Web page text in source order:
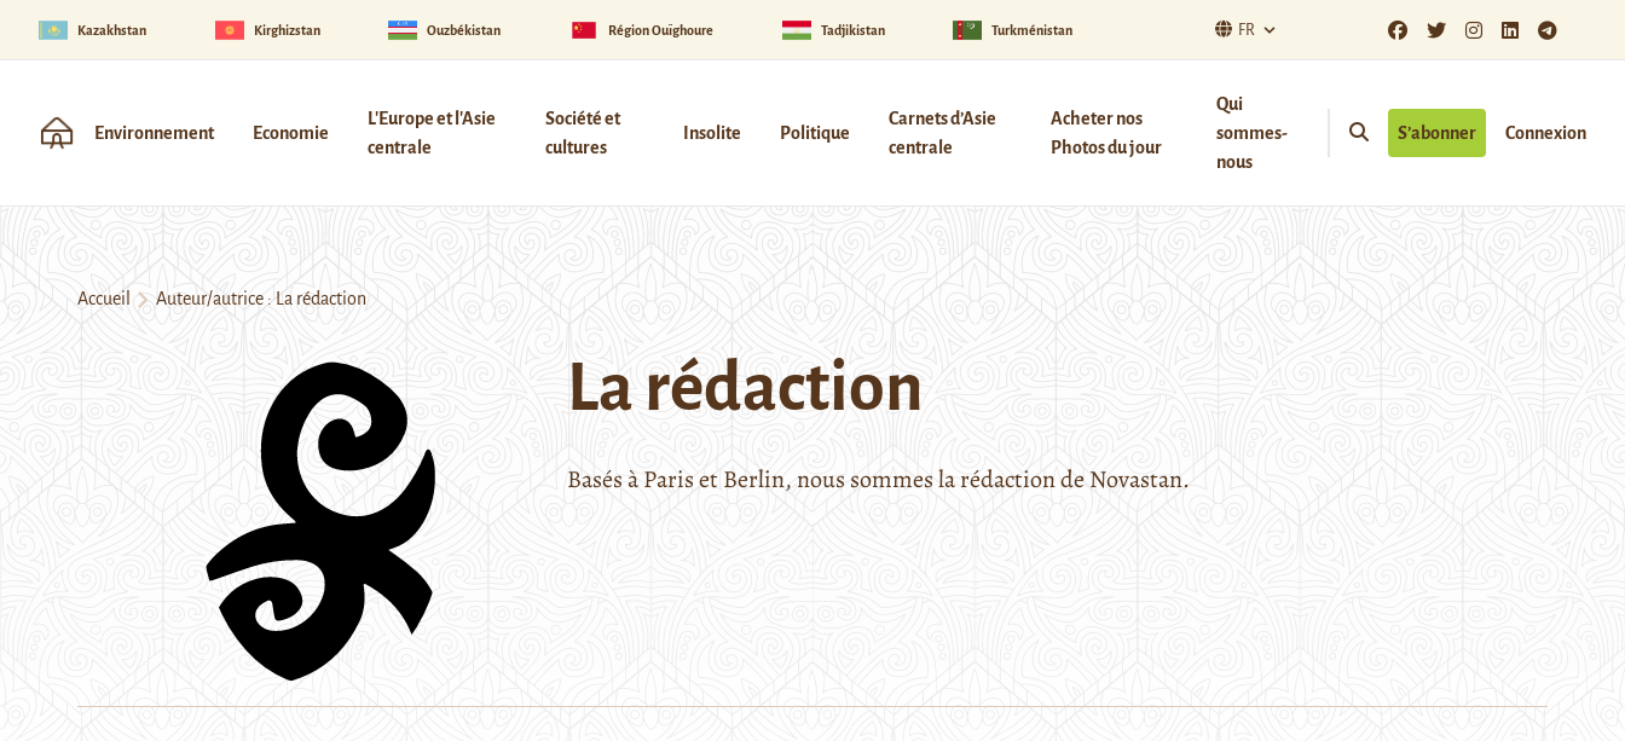
Kazakhstan Kirghizstan Ouzbékistan Région Ouïghoure Tadjikistan Turkménistan FR
Environnement Economie
L'Europe et l'Asie
centrale
Société et
cultures
Insolite Politique
Carnets d’Asie
centrale
Acheter nos
Photos du jour
Qui
sommes-
nous
S’abonner Connexion
Accueil Auteur/autrice : La rédaction
La rédaction
Basés à Paris et Berlin, nous sommes la rédaction de Novastan.